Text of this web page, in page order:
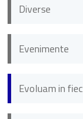
Diverse
Evenimente
Evoluam in